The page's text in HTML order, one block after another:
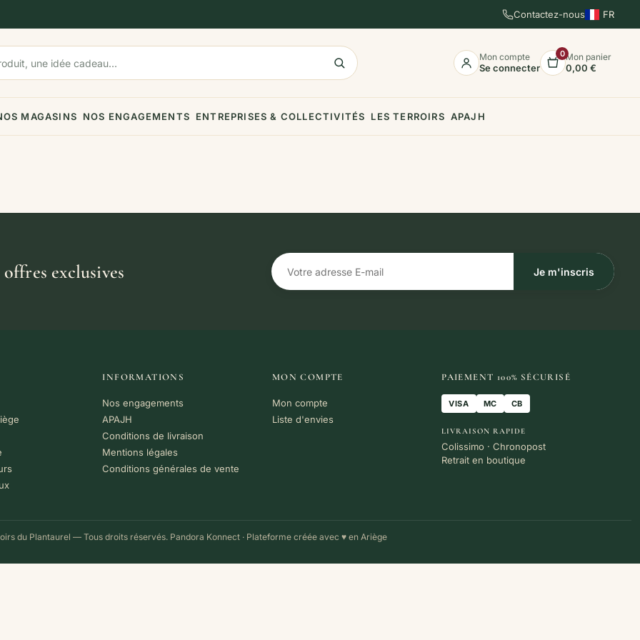
Contactez-nous
FR
EN
Mon compte
Se connecter
0Mon panier
0,00 €
MAGASINS NOS ENGAGEMENTS ENTREPRISES & COLLECTIVITÉS LES TERROIRS APAJH
exclusives Je m'inscris
INFORMATIONS
Nos engagements
APAJH
Conditions de livraison
Mentions légales
Conditions générales de vente
MON COMPTE
Mon compte
Liste d'envies
PAIEMENT 100% SÉCURISÉ
VISA MC CB
LIVRAISON RAPIDE
Colissimo · Chronopost
Retrait en boutique
du Plantaurel — Tous droits réservés. Pandora Konnect· Plateforme créée avec ♥ en Ariège